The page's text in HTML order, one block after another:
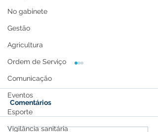
No gabinete
Gestão
Agricultura
Ordem de Serviço
Comunicação
Eventos
Esporte
Vigilância sanitária
Comentários